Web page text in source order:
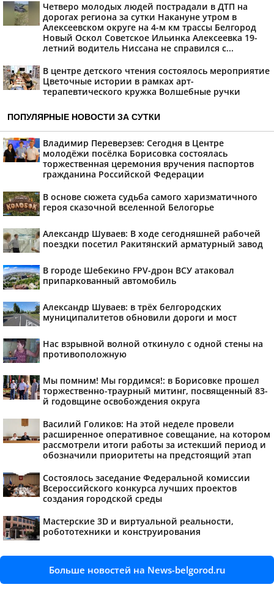
Четверо молодых людей пострадали в ДТП на
дорогах региона за сутки Накануне утром в
Алексеевском округе на 4-м км трассы Белгород
Новый Оскол Советское Ильинка Алексеевка 19-
летний водитель Ниссана не справился с...
В центре детского чтения состоялось мероприятие
Цветочные истории в рамках арт-
терапевтического кружка Волшебные ручки
ПОПУЛЯРНЫЕ НОВОСТИ ЗА СУТКИ
Владимир Переверзев: Сегодня в Центре
молодёжи посёлка Борисовка состоялась
торжественная церемония вручения паспортов
гражданина Российской Федерации
В основе сюжета судьба самого харизматичного
героя сказочной вселенной Белогорье
Александр Шуваев: В ходе сегодняшней рабочей
поездки посетил Ракитянский арматурный завод
В городе Шебекино FPV-дрон ВСУ атаковал
припаркованный автомобиль
Александр Шуваев: в трёх белгородских
муниципалитетов обновили дороги и мост
Нас взрывной волной откинуло с одной стены на
противоположную
Мы помним! Мы гордимся!: в Борисовке прошел
торжественно-траурный митинг, посвященный 83-
й годовщине освобождения округа
Василий Голиков: На этой неделе провели
расширенное оперативное совещание, на котором
рассмотрели итоги работы за истекший период и
обозначили приоритеты на предстоящий этап
Состоялось заседание Федеральной комиссии
Всероссийского конкурса лучших проектов
создания городской среды
Мастерские 3D и виртуальной реальности,
робототехники и конструирования
Больше новостей на News-belgorod.ru